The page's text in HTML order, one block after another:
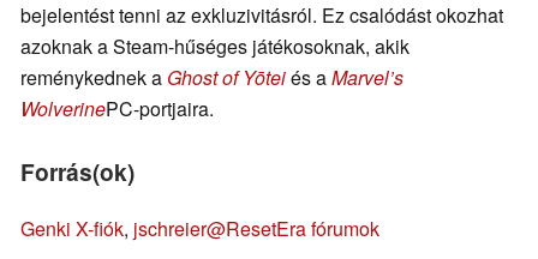
bejelentést tenni az exkluzivitásról. Ez csalódást okozhat
azoknak a Steam-hűséges játékosoknak, akik
reménykednek a Ghost of Yōteiés aMarvel’s
WolverinePC-portjaira.
Forrás(ok)
Genki X-fiók, jschreier@ResetEra fórumok